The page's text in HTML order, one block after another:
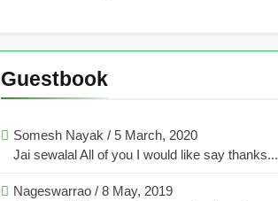
Guestbook
Somesh Nayak / 5 March, 2020
Jai sewalal All of you I would like say thanks...
Nageswarrao / 8 May, 2019